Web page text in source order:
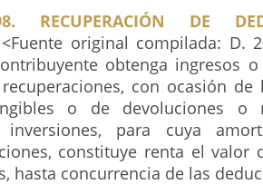
RECUPERACIÓN DE
<Fuente original compilada: D.
obtenga ingresos
con ocasión
o de devoluciones o
para cuya
constituye renta el valor
hasta concurrencia de las